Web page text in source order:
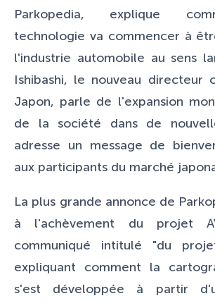
Parkopedia, explique
technologie va commencer à
l'industrie automobile au sens
Ishibashi, le nouveau directeur
Japon, parle de l'expansion
de la société dans de
adresse un message de
aux participants du marché
La plus grande annonce de
à l'achèvement du projet
communiqué intitulé "du
expliquant comment la
s'est développée à partir